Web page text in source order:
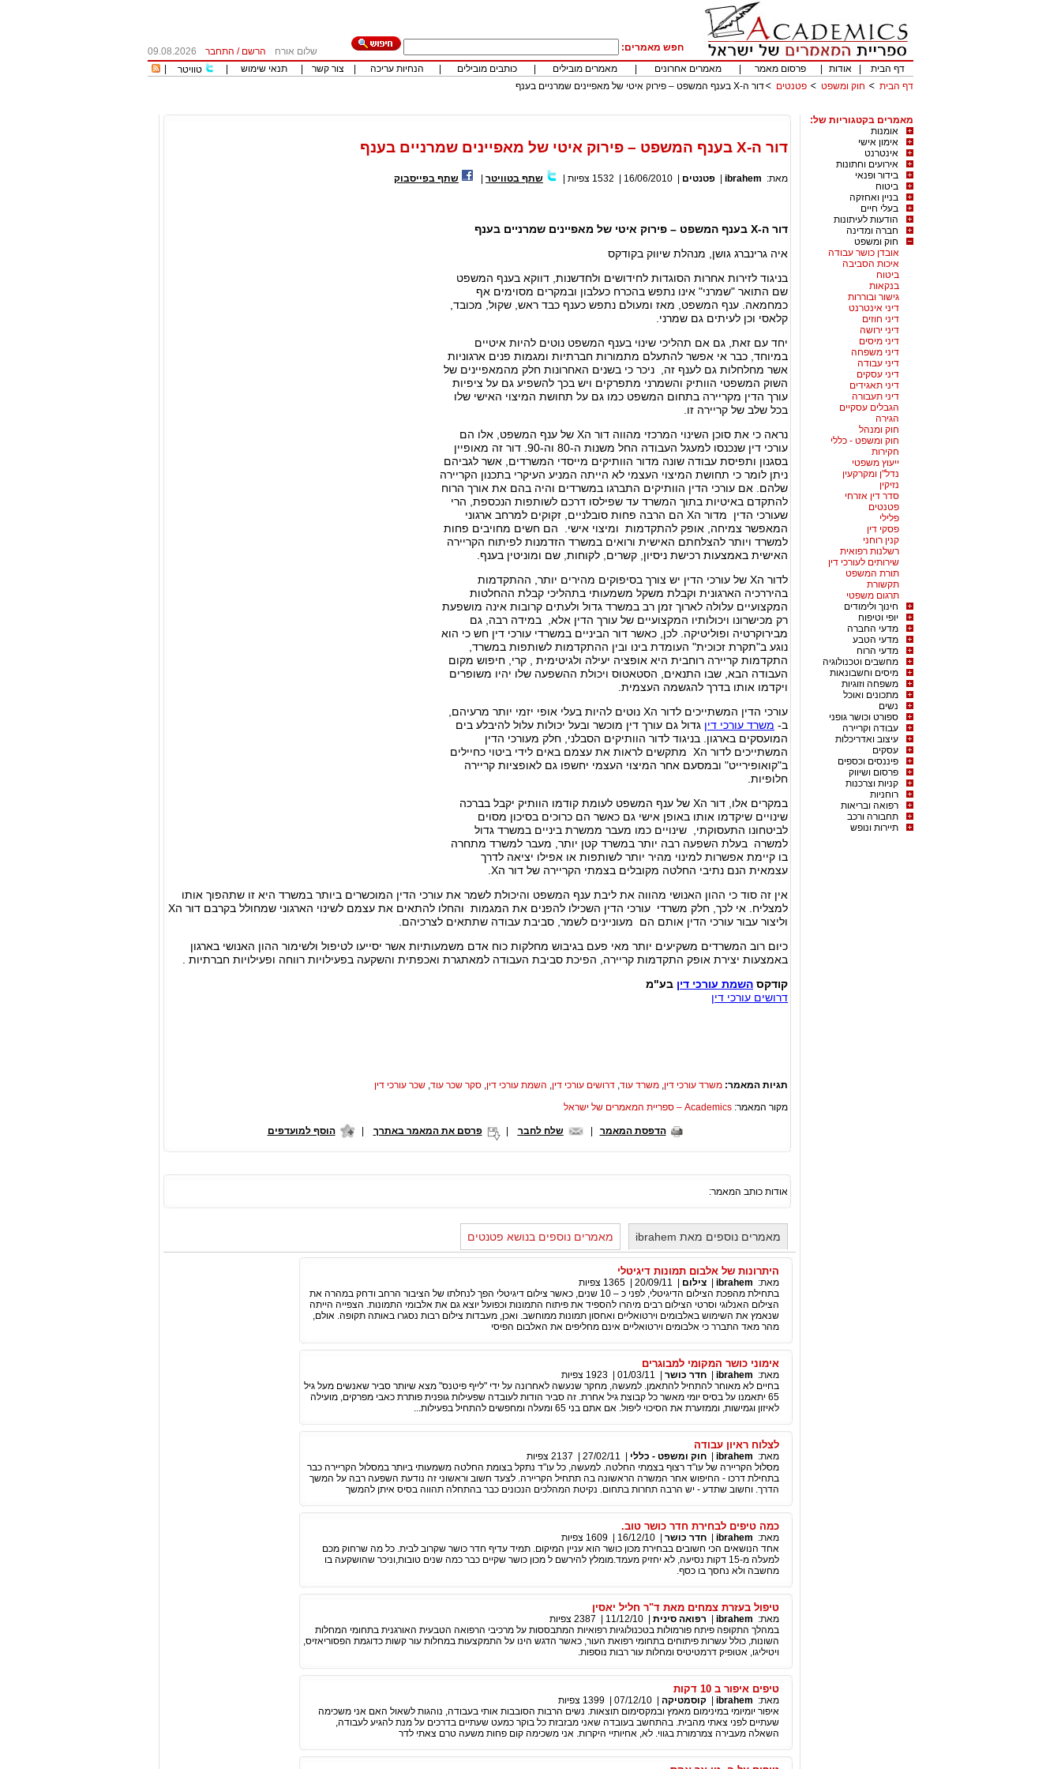
חפש מאמרים: שלום אורח הרשם / התחבר
09.08.2026
דף הבית
אודות פרסום מאמר מאמרים אחרונים מאמרים מובילים כותבים מובילים הנחיות עריכה צור קשר תנאי שימוש טוויטר
דף הבית
חוק ומשפט פטנטים דור ה-X בענף המשפט – פירוק איטי של מאפיינים שמרניים בענף
מאמרים בקטגוריות של:
אומנות
אימון אישי
אינטרנט
אירועים וחתונות
בידור ופנאי
ביטוח
בניין ואחזקה
בעלי חיים
הודעות לעיתונות
חברה ומדינה
חוק ומשפט
אובדן כושר עבודה
איכות הסביבה
ביטוח
בנקאות
גישור ובוררות
דיני אינטרנט
דיני חוזים
דיני ירושה
דיני מיסים
דיני משפחה
דיני עבודה
דיני עסקים
דיני תאגידים
דיני תעבורה
הגבלים עסקיים
הגירה
חוק ומנהל
חוק ומשפט - כללי
חקירות
ייעוץ משפטי
נדל"ן ומקרקעין
נזיקין
סדר דין אזרחי
פטנטים
פלילי
פסקי דין
קנין רוחני
רשלנות רפואית
שירותים לעורכי דין
תורת המשפט
תקשורת
תרגום משפטי
חינוך ולימודים
יופי וטיפוח
מדעי החברה
מדעי הטבע
מדעי הרוח
מחשבים וטכנולוגיה
מיסים וחשבונאות
משפחה וזוגיות
מתכונים ואוכל
נשים
ספורט וכושר גופני
עבודה וקריירה
עיצוב ואדריכלות
עסקים
פיננסים וכספים
פרסום ושיווק
קניות וצרכנות
רוחניות
רפואה ובריאות
תחבורה ורכב
תיירות ונופש
דור ה-X בענף המשפט – פירוק איטי של מאפיינים שמרניים בענף
מאת: ibrahem פטנטים 16/06/2010
1532 צפיות שתף בטוויטר שתף בפייסבוק
דור ה-X בענף המשפט – פירוק איטי של מאפיינים שמרניים בענף
איה גרינברג גושן, מנהלת שיווק בקודקס
בניגוד לזירות אחרות הסוגדות לחידושים ולחדשנות, דווקא בענף המשפט
שם התואר "שמרני" אינו נתפש בהכרח כעלבון ובמקרים מסוימים אף
כמחמאה. ענף המשפט, מאז ומעולם נתפש כענף כבד ראש, שקול, מכובד,
קלאסי וכן לעיתים גם שמרני.
יחד עם זאת, גם אם תהליכי שינוי בענף המשפט נוטים להיות איטיים
במיוחד, כבר אי אפשר להתעלם מתמורות חברתיות ומגמות פנים ארגוניות
אשר מחלחלות גם לענף זה, ניכר כי בשנים האחרונות חלק מהמאפיינים של
השוק המשפטי הוותיק והשמרני מתפרקים ויש בכך להשפיע גם על ציפיות
עורך הדין מקריירה בתחום המשפט כמו גם על תחושת המיצוי האישי שלו
בכל שלב של קריירה זו.
נראה כי את סוכן השינוי המרכזי מהווה דור הX של ענף המשפט, אלו הם
עורכי דין שנכנסו למעגל העבודה החל משנות ה-80 וה-90. דור זה מאופיין
בסגנון ותפיסת עבודה שונה מדור הוותיקים מייסדי המשרדים, אשר לגביהם
ניתן לומר כי תחושת המיצוי העצמי לא הייתה המניע העיקרי בתכנון הקריירה
שלהם. אם עורכי הדין הוותיקים התברגו במשרדים והיה בהם את אורך הרוח
להתקדם באיטיות בתוך המשרד עד שפילסו דרכם לשותפות הנכספת, הרי
שעורכי הדין מדור הX הם הרבה פחות סובלניים, זקוקים למרחב ארגוני
המאפשר צמיחה, אופק להתקדמות ומיצוי אישי. הם חשים מחויבים פחות
למשרד ויותר להצלחתם האישית ורואים במשרד הזדמנות לפיתוח הקריירה
האישית באמצעות רכישת ניסיון, קשרים, לקוחות, שם ומוניטין בענף.
לדור הX של עורכי הדין יש צורך בסיפוקים מהירים יותר, ההתקדמות
בהיררכיה הארגונית וקבלת משקל משמעותי בתהליכי קבלת ההחלטות
המקצועיים עלולה לארוך זמן רב במשרד גדול ולעתים קרובות אינה מושפעת
רק מכישרונו ויכולותיו המקצועיים של עורך הדין אלא, במידה רבה, גם
מבירוקרטיה ופוליטיקה. לכן, כאשר דור הביניים במשרדי עורכי דין חש כי הוא
נוגע ב"תקרת זכוכית" העומדת בינו ובין ההתקדמות לשותפות במשרד,
התקדמות קריירה רוחבית היא אופציה יעילה ולגיטימית , קרי, חיפוש מקום
העבודה הבא, שבו התנאים, הסטאטוס ויכולת ההשפעה שלו יהיו משופרים
ויקדמו אותו בדרך להגשמה העצמית.
עורכי הדין המשתייכים לדור הX נוטים להיות בעלי אופי יזמי יותר מרעיהם,
ב- משרד עורכי דין גדול גם עורך דין מוכשר ובעל יכולות עלול להיבלע בים
המועסקים בארגון. בניגוד לדור הוותיקים הסבלני, חלק מעורכי הדין
המשתייכים לדור הX מתקשים לראות את עצמם באים לידי ביטוי כחיילים
ב"קואופירייט" ובמסעם אחר המיצוי העצמי יחשפו גם לאופציות קריירה
חלופיות.
במקרים אלו, דור הX של ענף המשפט לעומת קודמו הוותיק יקבל בברכה
שינויים שיקדמו אותו באופן אישי גם כאשר הם כרוכים בסיכון מסוים
לביטחונו התעסוקתי, שינויים כמו מעבר ממשרת ביניים במשרד גדול
למשרה בעלת השפעה רבה יותר במשרד קטן יותר, מעבר למשרד מתחרה
בו קיימת אפשרות למינוי מהיר יותר לשותפות או אפילו יציאה לדרך
עצמאית הנם נתיבי החלטה מקובלים בצמתי הקריירה של דור הX.
אין זה סוד כי ההון האנושי מהווה את ליבת ענף המשפט והיכולת לשמר את עורכי הדין המוכשרים ביותר במשרד היא זו שתהפוך אותו
למצליח. אי לכך, חלק משרדי עורכי הדין השכילו להפנים את המגמות והחלו להתאים את עצמם לשינוי הארגוני שמחולל בקרבם דור הX
וליצור עבור עורכי הדין אותם הם מעוניינים לשמר, סביבת עבודה שתתאים לצרכיהם.
כיום רוב המשרדים משקיעים יותר מאי פעם בגיבוש מחלקות כוח אדם משמעותיות אשר יסייעו לטיפול ולשימור ההון האנושי בארגון
באמצעות יצירת אופק התקדמות קריירה, הפיכת סביבת העבודה למאתגרת ואכפתית והשקעה בפעילויות רווחה ופעילויות חברתיות .
קודקס השמת עורכי דין בע"מ
דרושים עורכי דין
תגיות המאמר: משרד עורכי דין, משרד עוד, דרושים עורכי דין, השמת עורכי דין, סקר שכר עוד, שכר עורכי דין
מקור המאמר: Academics – ספריית המאמרים של ישראל
הדפסת המאמר שלח לחבר פרסם את המאמר באתרך | הוסף למועדפים
אודות כותב המאמר:
מאמרים נוספים מאת ibrahem מאמרים נוספים בנושא פטנטים
היתרונות של אלבום תמונות דיגיטלי
מאת: ibrahem צילום 20/09/11
1365 צפיות
בתחילת מהפכת הצילום הדיגיטלי, לפני כ – 10 שנים, כאשר צילום דיגיטלי הפך לנחלתו של הציבור הרחב ודחק במהרה את
הצילום האנלוגי וסרטי הצילום רבים מיהרו להספיד את פיתוח התמונות וכפועל יוצא גם את אלבומי התמונות. הצפייה הייתה
שנאמץ את השימוש באלבומים וירטואליים ואחסון תמונות ממוחשב. ואכן, מעבדות צילום רבות נסגרו באותה תקופה. אולם,
מהר מאד התברר כי אלבומים וירטואליים אינם מחליפים את האלבום הפיסי
אימוני כושר המקומי למבוגרים
מאת: ibrahem חדר כושר 01/03/11
1923 צפיות
בחיים לא מאוחר להתחיל להתאמן. למעשה, מחקר שנעשה לאחרונה על ידי "לייף פיטנס" מצא שיותר סביר שאנשים מעל גיל
65 יתאמנו על בסיס יומי מאשר כל קבוצת גיל אחרת. זה סביר הודות לעובדה שפעילות גופנית פותרת כאבי מפרקים, מועילה
לאיזון וגמישות, וממזערת את הסיכוי ליפול. אם אתם בני 65 ומעלה ומחפשים להתחיל בפעילות...
לצלוח ראיון עבודה
מאת: ibrahem חוק ומשפט - כללי 27/02/11
2137 צפיות
מסלול הקריירה של עו"ד רצוף בצמתי החלטה. למעשה, כל עו"ד נתקל בצומת החלטה משמעותי ביותר במסלול הקריירה כבר
בתחילת דרכו - החיפוש אחר המשרה הראשונה בה תתחיל הקריירה. לצעד חשוב וראשוני זה נודעת השפעה רבה על המשך
הדרך. וחשוב שתדע - יש הרבה תחרות בתחום. נקיטת המהלכים הנכונים כבר בהתחלה תהווה בסיס איתן להמשך
כמה טיפים לבחירת חדר כושר טוב.
מאת: ibrahem חדר כושר 16/12/10
1609 צפיות
אחד הנושאים הכי חשובים בבחירת מכון כושר הוא עניין המיקום. תמיד עדיף חדר כושר שקרוב לבית. כל מה שרחוק מכם
למעלה מ-15 דקות נסיעה, לא יחזיק מעמד.מומלץ להירשם ל מכון כושר שקיים כבר כמה שנים טובות,וניכר שהושקעה בו
מחשבה ולא נחסך בו כסף.
טיפול בעזרת צמחים מאת ד"ר חליל יאסין
מאת: ibrahem רפואה סינית 11/12/10
2387 צפיות
במהלך התקופה פיתח פורמולות בטכנולוגיות רפואיות המתבססות על מרכיבי הרפואה הטבעית האורגנית בתחומי המחלות
השונות, כולל עשרות פיתוחים בתחומי רפואת העור, כאשר הדגש הינו על התמקצעות במחלות עור קשות כדוגמת הפסוריאזיס,
ויטיליגו, אטופיק דרמטיטיס ומחלות עור רבות נוספות.
טיפים איפור ב 10 דקות
מאת: ibrahem קוסמטיקה 07/12/10
1399 צפיות
איפור יומיומי במינימום מאמץ ובמקסימום תוצאות. נשים הרבות הסובבות אותי בעבודה, נוהגות לשאול האם אני משכימה
שעתיים לפני צאתי מהבית. בהתחשב בעובדה שאני מבזבזת כל בוקר כמעט שעתיים בדרכים על מנת להגיע לעבודה,
השאלה מעבירה צמרמורת בגווי. לא, אחיותיי היקרות. אני משכימה קום פחות משעה טרם צאתי לדר